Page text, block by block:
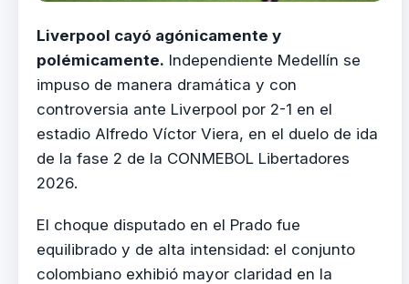
Liverpool cayó agónicamente y
polémicamente. Independiente Medellín se
impuso de manera dramática y con
controversia ante Liverpool por 2-1 en el
estadio Alfredo Víctor Viera, en el duelo de ida
de la fase 2 de la CONMEBOL Libertadores
2026.
El choque disputado en el Prado fue
equilibrado y de alta intensidad: el conjunto
colombiano exhibió mayor claridad en la